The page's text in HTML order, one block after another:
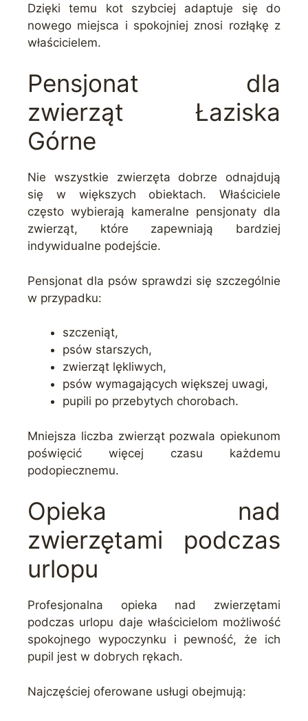
Dzięki temu kot szybciej adaptuje się do
nowego miejsca i spokojniej znosi rozłąkę z
właścicielem.
Pensjonat dla
zwierząt Łaziska
Górne
Nie wszystkie zwierzęta dobrze odnajdują
się w większych obiektach. Właściciele
często wybierają kameralne pensjonaty dla
zwierząt, które zapewniają bardziej
indywidualne podejście.
Pensjonat dla psów sprawdzi się szczególnie
w przypadku:
szczeniąt,
psów starszych,
zwierząt lękliwych,
psów wymagających większej uwagi,
pupili po przebytych chorobach.
Mniejsza liczba zwierząt pozwala opiekunom
poświęcić więcej czasu każdemu
podopiecznemu.
Opieka nad
zwierzętami podczas
urlopu
Profesjonalna opieka nad zwierzętami
podczas urlopu daje właścicielom możliwość
spokojnego wypoczynku i pewność, że ich
pupil jest w dobrych rękach.
Najczęściej oferowane usługi obejmują: